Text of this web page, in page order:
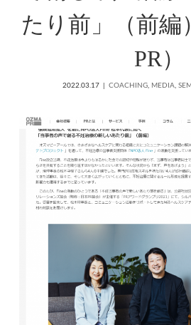
たり前」（前編
PR）
2022.03.17 COACHING, MEDIA,